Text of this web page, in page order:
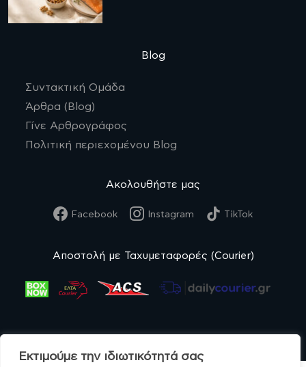
Εκτιμούμε την ιδιωτικότητά σας
Blog
Συντακτική Ομάδα
Άρθρα (Blog)
Γίνε Αρθρογράφος
Πολιτική περιεχομένου Blog
Ακολουθήστε μας
Facebook Instagram TikTok
Αποστολή με Ταχυμεταφορές (Courier)